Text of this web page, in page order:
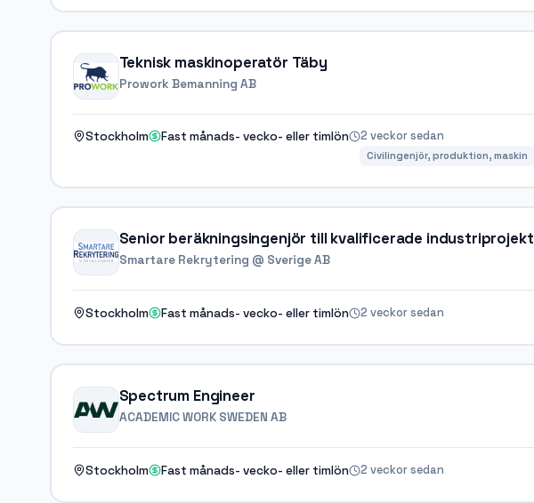
Teknisk maskinoperatör Täby
Prowork Bemanning AB
Stockholm Fast månads- vecko- eller timlön 2 veckor sedan
Civilingenjör, produktion, maskin
Senior beräkningsingenjör till kvalificerade industriprojekt
Smartare Rekrytering @ Sverige AB
Stockholm Fast månads- vecko- eller timlön 2 veckor sedan
Spectrum Engineer
ACADEMIC WORK SWEDEN AB
Stockholm Fast månads- vecko- eller timlön 2 veckor sedan